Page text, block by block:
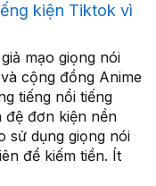
kiện Tiktok vì
mạo giọng nói
cộng đồng Anime
tiếng nổi tiếng
đệ đơn kiện nền
sử dụng giọng nói
để kiếm tiền. Ít